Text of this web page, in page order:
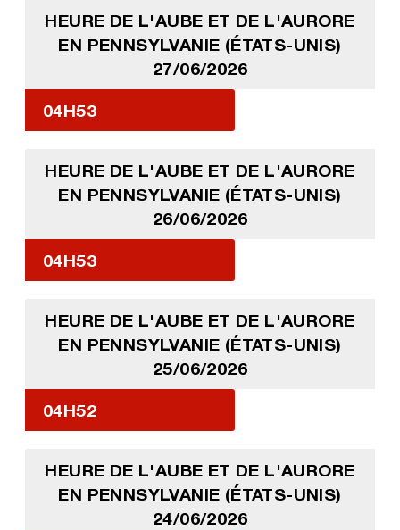
HEURE DE L'AUBE ET DE L'AURORE
EN PENNSYLVANIE (ÉTATS-UNIS)
27/06/2026
04H53
HEURE DE L'AUBE ET DE L'AURORE
EN PENNSYLVANIE (ÉTATS-UNIS)
26/06/2026
04H53
HEURE DE L'AUBE ET DE L'AURORE
EN PENNSYLVANIE (ÉTATS-UNIS)
25/06/2026
04H52
HEURE DE L'AUBE ET DE L'AURORE
EN PENNSYLVANIE (ÉTATS-UNIS)
24/06/2026